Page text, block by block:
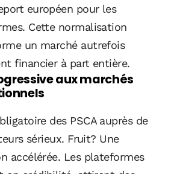
européen pour les
Cette normalisation
un marché autrefois
financier à part entière.
aux marchés
des PSCA auprès de
sérieux. Fruit? Une
accélérée. Les plateformes